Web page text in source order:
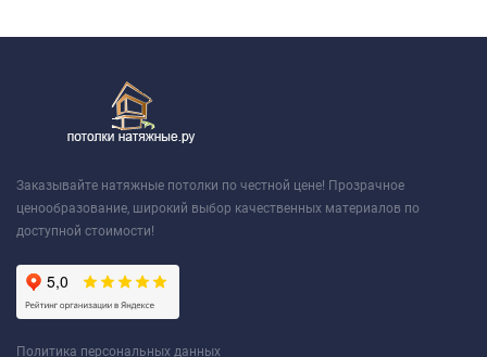
Заказывайте натяжные потолки по честной цене! Прозрачное
ценообразование, широкий выбор качественных материалов по
доступной стоимости!
Политика персональных данных